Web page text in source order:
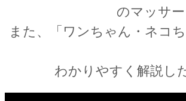
のマッサ
また、「ワンちゃん・ネコ
わかりやすく解説し